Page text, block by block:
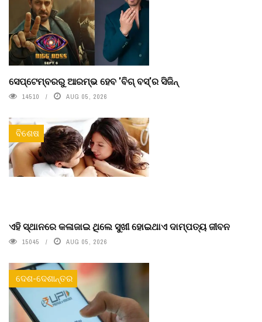
ସେପ୍ଟେମ୍ବରରୁ ଆରମ୍ଭ ହେବ 'ବିଗ୍ ବସ୍'ର ସିଜିନ୍
14510 AUG 05, 2026
ବିଶେଷ
ଏହି ସ୍ଥାନରେ କଳାଜାଇ ଥିଲେ ସୁଖୀ ହୋଇଥାଏ ଦାମ୍ପତ୍ୟ ଜୀବନ
15045 AUG 05, 2026
ଦେଶ-ଦେଶାନ୍ତର